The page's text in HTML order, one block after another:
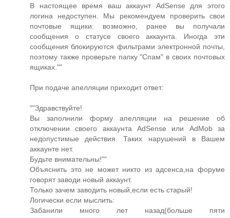
В настоящее время ваш аккаунт AdSense для этого
логина недоступен. Мы рекомендуем проверить свои
почтовые ящики: возможно, ранее вы получали
сообщения о статусе своего аккаунта. Иногда эти
сообщения блокируются фильтрами электронной почты,
поэтому также проверьте папку "Спам" в своих почтовых
ящиках.""
При подаче апелляции приходит ответ:
""Здравствуйте!
Вы заполнили форму апелляции на решение об
отключении своего аккаунта AdSense или AdMob за
недопустимые действия. Таких нарушений в Вашем
аккаунте нет.
Будьте внимательны!""
Объяснить это не может никто из адсенса,на форуме
говорят заводи новый аккаунт.
Только зачем заводить новый,если есть старый!
Логически если мыслить:
Забанили много лет назад(больше пяти